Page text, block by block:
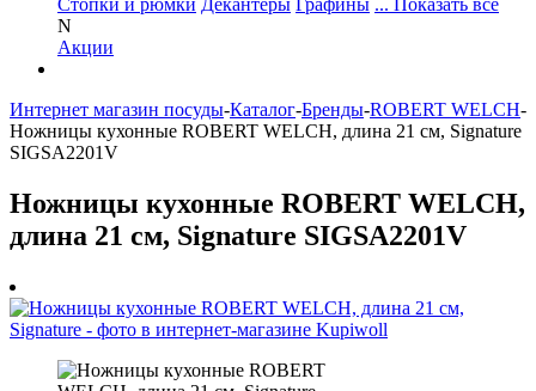
Стопки и рюмки Декантеры Графины ... Показать все
N
Акции
Интернет магазин посуды-Каталог-Бренды-ROBERT WELCH-
Ножницы кухонныe ROBERT WELCH, длина 21 см, Signature
SIGSA2201V
Ножницы кухонныe ROBERT WELCH,
длина 21 см, Signature SIGSA2201V